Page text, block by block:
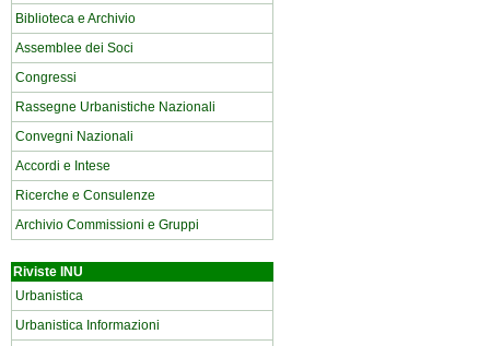
Biblioteca e Archivio
Assemblee dei Soci
Congressi
Rassegne Urbanistiche Nazionali
Convegni Nazionali
Accordi e Intese
Ricerche e Consulenze
Archivio Commissioni e Gruppi
Riviste INU
Urbanistica
Urbanistica Informazioni